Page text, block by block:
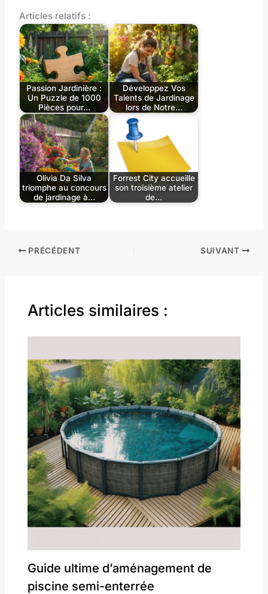
Articles relatifs :
Passion Jardinière :
Un Puzzle de 1000
Pièces pour…
Développez Vos
Talents de Jardinage
lors de Notre…
Olivia Da Silva
triomphe au concours
de jardinage à…
Forrest City accueille
son troisième atelier
de…
PRÉCÉDENT SUIVANT
Articles similaires :
Guide ultime d’aménagement de
piscine semi-enterrée